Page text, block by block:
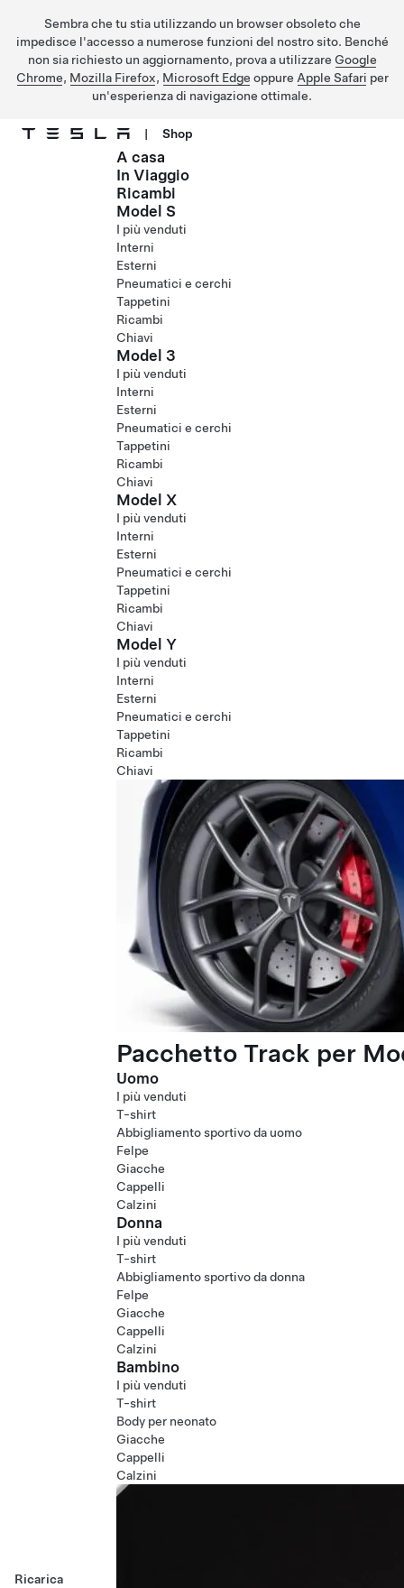
Sembra che tu stia utilizzando un browser obsoleto che
impedisce l'accesso a numerose funzioni del nostro sito. Benché
non sia richiesto un aggiornamento, prova a utilizzare Google
Chrome, Mozilla Firefox, Microsoft Edge oppure Apple Safari per
un'esperienza di navigazione ottimale.
Passa al contenuto principale
| Shop
Ricarica
A casa
In Viaggio
Ricambi
Model S
I più venduti
Interni
Esterni
Pneumatici e cerchi
Tappetini
Ricambi
Chiavi
Model 3
I più venduti
Interni
Esterni
Pneumatici e cerchi
Tappetini
Ricambi
Chiavi
Model X
I più venduti
Interni
Esterni
Pneumatici e cerchi
Tappetini
Ricambi
Chiavi
Model Y
I più venduti
Interni
Esterni
Pneumatici e cerchi
Tappetini
Ricambi
Chiavi
Pacchetto Track per
Uomo
I più venduti
T-shirt
Abbigliamento sportivo da uomo
Felpe
Giacche
Cappelli
Calzini
Donna
I più venduti
T-shirt
Abbigliamento sportivo da donna
Felpe
Giacche
Cappelli
Calzini
Bambino
I più venduti
T-shirt
Body per neonato
Giacche
Cappelli
Calzini